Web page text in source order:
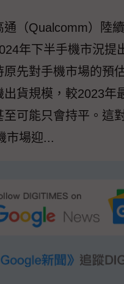
通（Qualcomm）陸
年下半手機市況提
原先對手機市場的預
出貨規模，較2023年
至可能只會持平。這
市場迎...